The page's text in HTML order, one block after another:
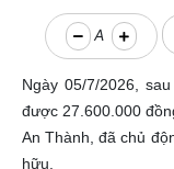
A
Ngày 05/7/2026,
được 27.600.000
An Thành, đã chủ
hữu.